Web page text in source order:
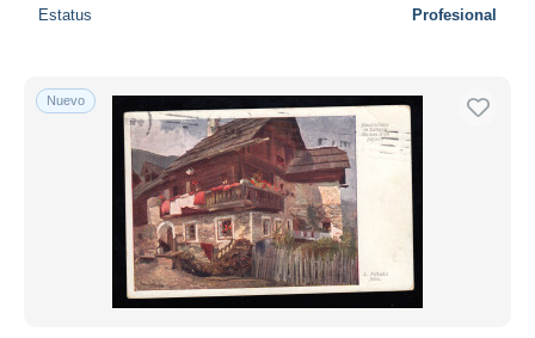
Estatus Profesional
Nuevo